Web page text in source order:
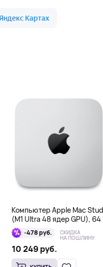
Компьютер Apple Mac
(M1 Ultra 48 ядер GPU), 64
1 Тб -478 руб. СКИДКА
НА ПОШЛИНУ
10 249 руб.